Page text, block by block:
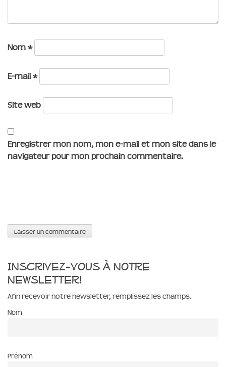
Nom *
E-mail *
Site web
Enregistrer mon nom, mon e-mail et mon site dans le
navigateur pour mon prochain commentaire.
Inscrivez-vous à notre
newsletter!
Afin recevoir notre newsletter, remplissez les champs.
Nom
Prénom